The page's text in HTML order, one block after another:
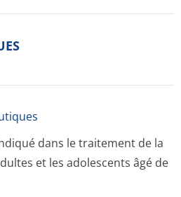
dans le traitement de la
et les adolescents âgé de